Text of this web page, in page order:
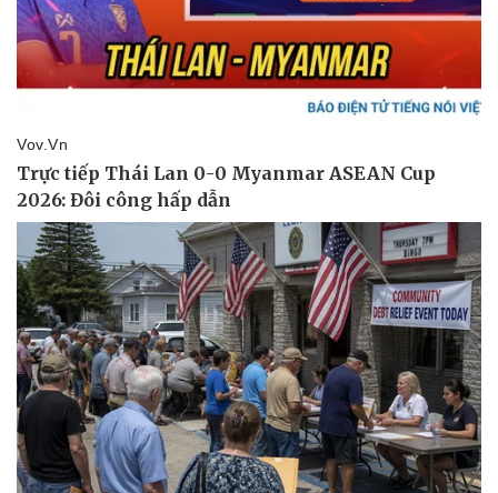
Pháp luật
Tin nóng
Tư vấn luật
Quân sự - Quốc phòng
Vũ khí
Việt Nam
Phân tích